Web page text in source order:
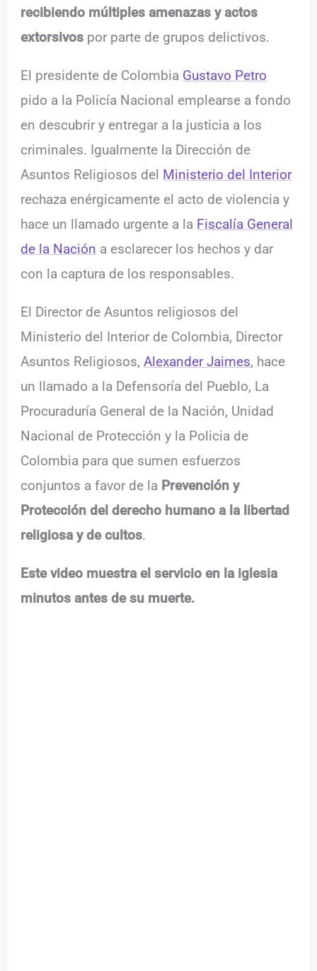
recibiendo múltiples amenazas y actos
extorsivos por parte de grupos delictivos.
El presidente de Colombia Gustavo Petro
pido a la Policía Nacional emplearse a fondo
en descubrir y entregar a la justicia a los
criminales. Igualmente la Dirección de
Asuntos Religiosos del Ministerio del Interior
rechaza enérgicamente el acto de violencia y
hace un llamado urgente a la Fiscalía General
de la Nación a esclarecer los hechos y dar
con la captura de los responsables.
El Director de Asuntos religiosos del
Ministerio del Interior de Colombia, Director
Asuntos Religiosos,Alexander Jaimes, hace
un llamado a la Defensoría del Pueblo, La
Procuraduría General de la Nación, Unidad
Nacional de Protección y la Policia de
Colombia para que sumen esfuerzos
conjuntos a favor de la Prevención y
Protección del derecho humano a la libertad
religiosa y de cultos.
Este video muestra el servicio en la iglesia
minutos antes de su muerte.